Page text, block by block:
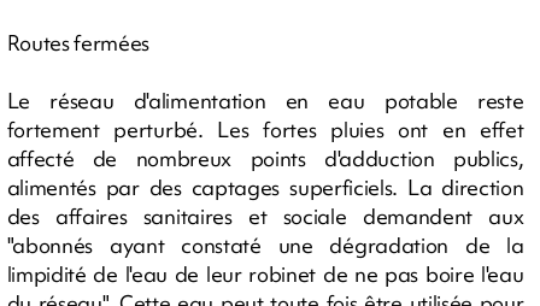
Routes fermées
Le réseau d'alimentation en eau potable reste
fortement perturbé. Les fortes pluies ont en effet
affecté de nombreux points d'adduction publics,
alimentés par des captages superficiels. La direction
des affaires sanitaires et sociale demandent aux
"abonnés ayant constaté une dégradation de la
limpidité de l'eau de leur robinet de ne pas boire l'eau